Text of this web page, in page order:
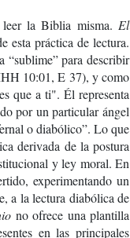
la Biblia misma. El
esta práctica de lectura.
“sublime” para describir
10:01, E 37), y como
que a ti". Él representa
por un particular ángel
o diabólico”. Lo que
derivada de la postura
y ley moral. En
experimentando un
a la lectura diabólica de
no ofrece una plantilla
en las principales